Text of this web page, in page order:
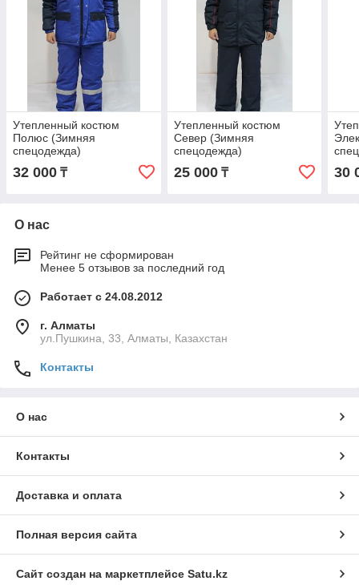
Утепленный костюм
Полюс (Зимняя
спецодежда)
32 000 ₸
Утепленный костюм
Север (Зимняя
спецодежда)
25 000₸ 30
О нас
Рейтинг не сформирован
Менее 5 отзывов за последний год
Работает с 24.08.2012
г. Алматы
ул.Пушкина, 33, Алматы, Казахстан
Контакты
О нас
Контакты
Доставка и оплата
Полная версия сайта
Сайт создан на маркетплейсе Satu.kz